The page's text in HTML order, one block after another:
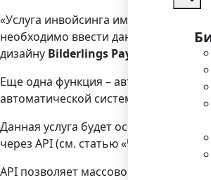
«Услуга инвойсинга имеет
необходимо ввести данные
дизайну Bilderlings Pay
Еще одна функция – автоматическое
автоматической системой за
Данная услуга будет особенно
через API (см. статью «Что такое API
API позволяет массово выставлять